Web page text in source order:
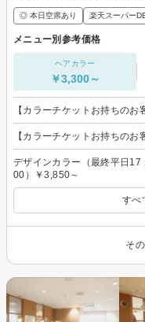
◎ 本日空席あり 楽天スーパー
メニュー別参考価格
ヘアカラー
￥3,300～
【カラーチケットお持ちの
【カラーチケットお持ちの
デザインカラー（最終平日17
00）￥3,850～
すべ
そ